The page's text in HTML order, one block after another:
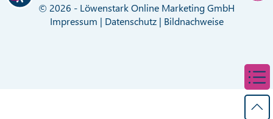
© 2026 - Löwenstark Online Marketing GmbH
Impressum | Datenschutz| Bildnachweise